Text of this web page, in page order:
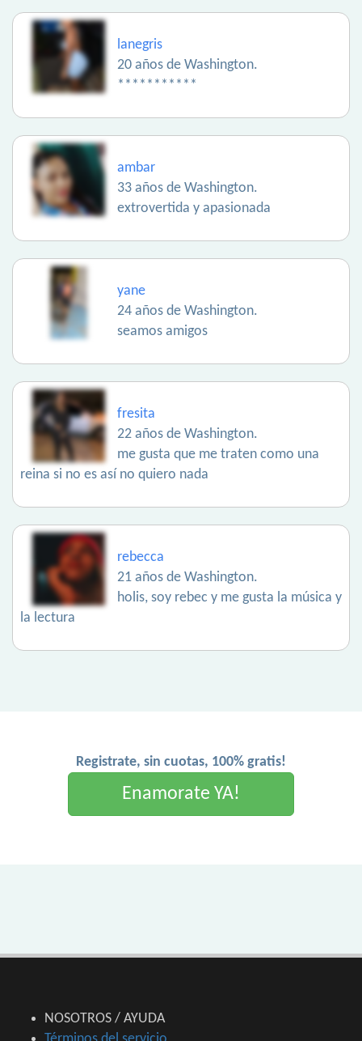
lanegris
20 años de Washington.
***********
ambar
33 años de Washington.
extrovertida y apasionada
yane
24 años de Washington.
seamos amigos
fresita
22 años de Washington.
me gusta que me traten como una
reina si no es así no quiero nada
rebecca
21 años de Washington.
holis, soy rebec y me gusta la música y
la lectura
Registrate, sin cuotas, 100% gratis!
Enamorate YA!
NOSOTROS / AYUDA